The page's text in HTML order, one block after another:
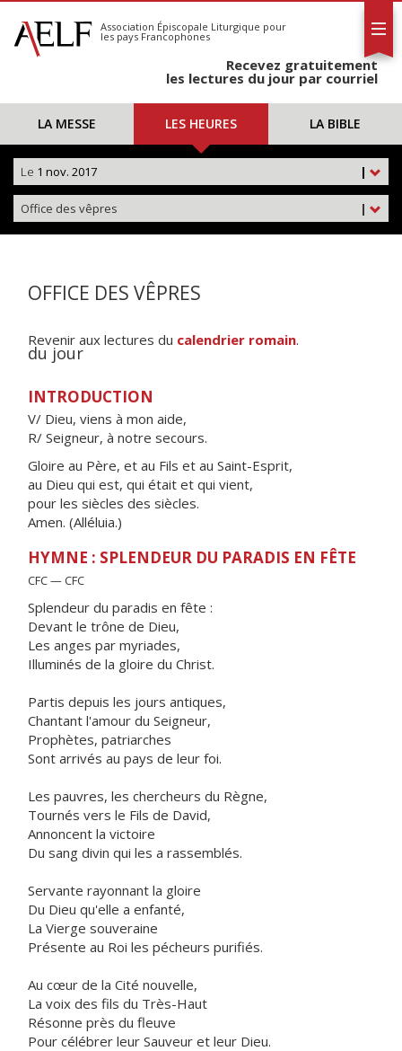
S'abonner
Calendrier
Association Épiscopale Liturgique pour
les pays Francophones
Recevez gratuitement
les lectures du jour par courriel
LA MESSE LES HEURES LA BIBLE
|
Le 1 nov. 2017
|
Office des vêpres
OFFICE DES VÊPRES
Revenir aux lectures du calendrier romain.
du jour
INTRODUCTION
V/ Dieu, viens à mon aide,
R/ Seigneur, à notre secours.
Gloire au Père, et au Fils et au Saint-Esprit,
au Dieu qui est, qui était et qui vient,
pour les siècles des siècles.
Amen. (Alléluia.)
HYMNE : SPLENDEUR DU PARADIS EN FÊTE
CFC — CFC
Splendeur du paradis en fête :
Devant le trône de Dieu,
Les anges par myriades,
Illuminés de la gloire du Christ.
Partis depuis les jours antiques,
Chantant l'amour du Seigneur,
Prophètes, patriarches
Sont arrivés au pays de leur foi.
Les pauvres, les chercheurs du Règne,
Tournés vers le Fils de David,
Annoncent la victoire
Du sang divin qui les a rassemblés.
Servante rayonnant la gloire
Du Dieu qu'elle a enfanté,
La Vierge souveraine
Présente au Roi les pécheurs purifiés.
Au cœur de la Cité nouvelle,
La voix des fils du Très-Haut
Résonne près du fleuve
Pour célébrer leur Sauveur et leur Dieu.